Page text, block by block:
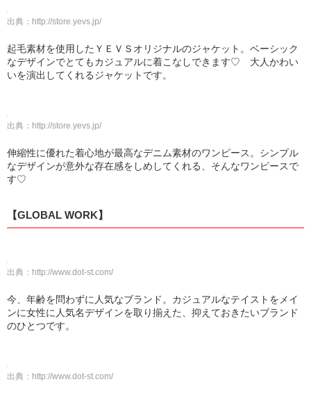
出典： http://store.yevs.jp/
起毛素材を使用したＹＥＶＳオリジナルのジャケット。ベーシック
なデザインでとてもカジュアルに着こなしできます♡ 大人かわい
いを演出してくれるジャケットです。
出典： http://store.yevs.jp/
伸縮性に優れた着心地が最高なデニム素材のワンピース。シンプル
なデザインが意外な存在感をしめしてくれる、そんなワンピースで
す♡
【GLOBAL WORK】
出典： http://www.dot-st.com/
今、年齢を問わずに人気なブランド。カジュアルなテイストをメイ
ンに女性に人気名デザインを取り揃えた、抑えておきたいブランド
のひとつです。
出典： http://www.dot-st.com/